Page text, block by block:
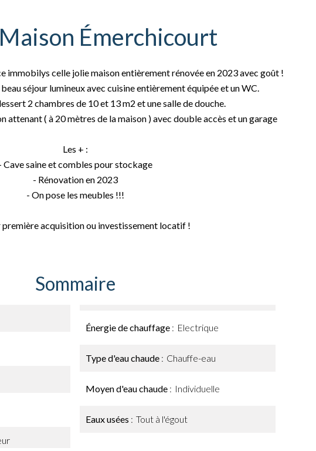
Émerchicourt
immobilys celle jolie maison entièrement rénovée en 2023 avec goût !
beau séjour lumineux avec cuisine entièrement équipée et un WC.
2 chambres de 10 et 13 m2 et une salle de douche.
attenant ( à 20 mètres de la maison ) avec double accès et un garage
Les + :
Cave saine et combles pour stockage
- Rénovation en 2023
- On pose les meubles !!!
première acquisition ou investissement locatif !
Sommaire
Énergie de chauffage Electrique
Type d'eau chaude Chauffe-eau
Moyen d'eau chaude Individuelle
Eaux usées Tout à l'égout